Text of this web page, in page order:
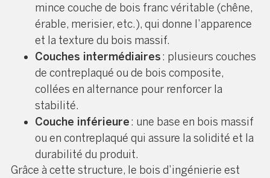
mince couche de bois franc véritable (chêne,
érable, merisier, etc.), qui donne l’apparence
et la texture du bois massif.
Couches intermédiaires: plusieurs couches
de contreplaqué ou de bois composite,
collées en alternance pour renforcer la
stabilité.
Couche inférieure: une base en bois massif
ou en contreplaqué qui assure la solidité et la
durabilité du produit.
Grâce à cette structure, le bois d’ingénierie est